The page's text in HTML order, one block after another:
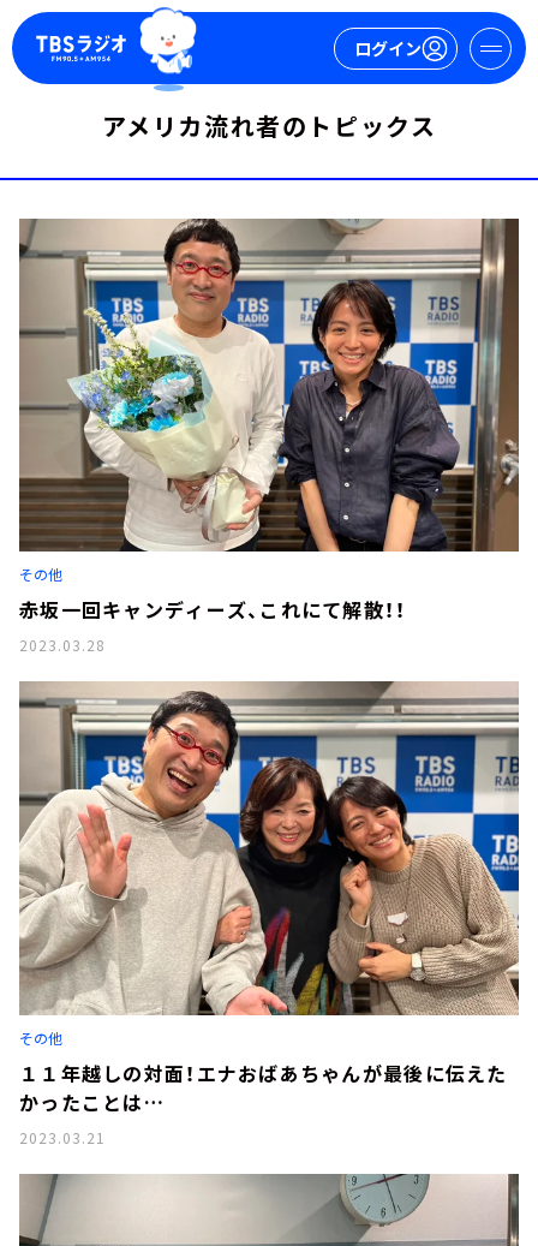
ログイン
今日の番組表
週間番組表
トピックス
TBS Podcast
お知らせ
YouTube
会社情報
アメリカ流れ者のトピックス
その他
赤坂一回キャンディーズ、これにて解散！！
2023.03.28
その他
１１年越しの対面！エナおばあちゃんが最後に伝えた
かったことは…
2023.03.21